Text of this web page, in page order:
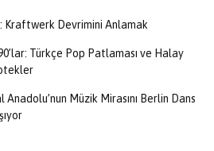
Kraftwerk Devrimini Anlamak
Türkçe Pop Patlaması ve Halay
Anadolu’nun Müzik Mirasını Berlin Dans